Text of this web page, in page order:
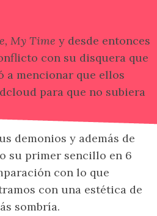
My Time y desde entonces
con su disquera que
a mencionar que ellos
para que no subiera
demonios y además de
su primer sencillo en 6
con lo que
con una estética de
sombría.